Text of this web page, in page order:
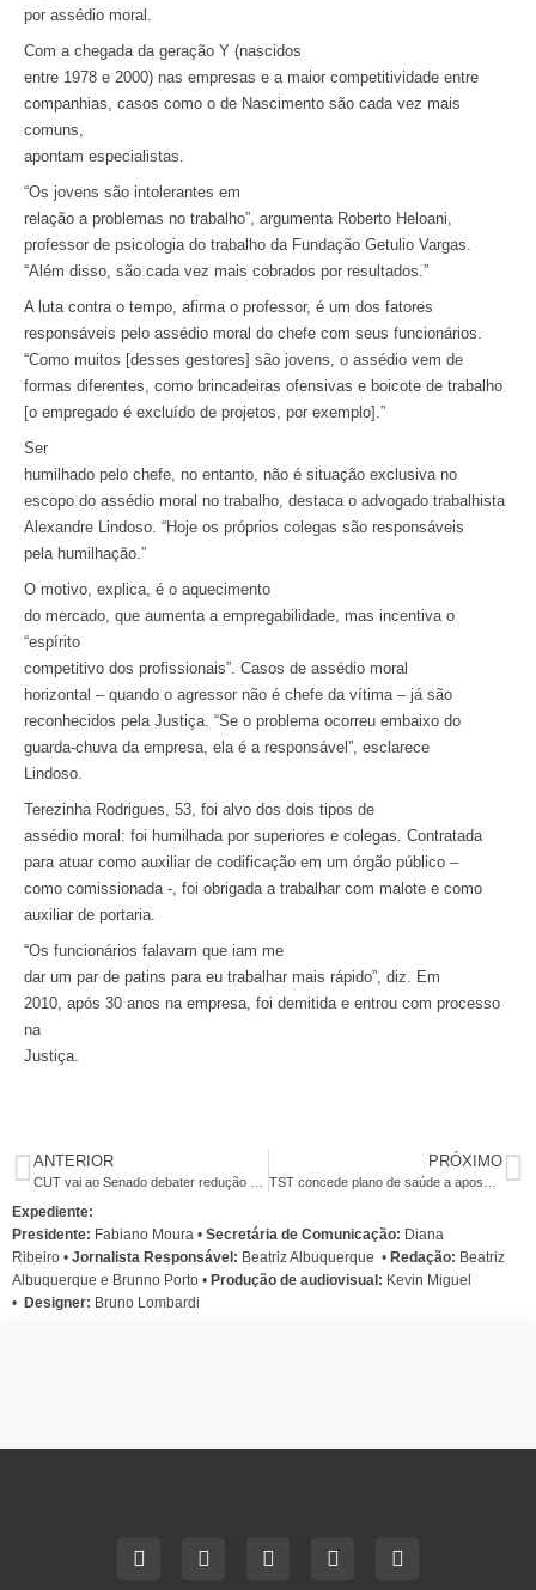
por assédio moral.
Com a chegada da geração Y (nascidos
entre 1978 e 2000) nas empresas e a maior competitividade entre
companhias, casos como o de Nascimento são cada vez mais
comuns,
apontam especialistas.
“Os jovens são intolerantes em
relação a problemas no trabalho”, argumenta Roberto Heloani,
professor de psicologia do trabalho da Fundação Getulio Vargas.
“Além disso, são cada vez mais cobrados por resultados.”
A luta contra o tempo, afirma o professor, é um dos fatores
responsáveis pelo assédio moral do chefe com seus funcionários.
“Como muitos [desses gestores] são jovens, o assédio vem de
formas diferentes, como brincadeiras ofensivas e boicote de trabalho
[o empregado é excluído de projetos, por exemplo].”
Ser
humilhado pelo chefe, no entanto, não é situação exclusiva no
escopo do assédio moral no trabalho, destaca o advogado trabalhista
Alexandre Lindoso. “Hoje os próprios colegas são responsáveis
pela humilhação.”
O motivo, explica, é o aquecimento
do mercado, que aumenta a empregabilidade, mas incentiva o
“espírito
competitivo dos profissionais”. Casos de assédio moral
horizontal – quando o agressor não é chefe da vítima – já são
reconhecidos pela Justiça. “Se o problema ocorreu embaixo do
guarda-chuva da empresa, ela é a responsável”, esclarece
Lindoso.
Terezinha Rodrigues, 53, foi alvo dos dois tipos de
assédio moral: foi humilhada por superiores e colegas. Contratada
para atuar como auxiliar de codificação em um órgão público –
como comissionada -, foi obrigada a trabalhar com malote e como
auxiliar de portaria.
“Os funcionários falavam que iam me
dar um par de patins para eu trabalhar mais rápido”, diz. Em
2010, após 30 anos na empresa, foi demitida e entrou com processo
na
Justiça.
ANTERIOR PRÓXIMO
Expediente:
Presidente: Fabiano Moura • Secretária de Comunicação: Diana
Ribeiro • Jornalista Responsável: Beatriz Albuquerque • Redação: Beatriz
Albuquerque e Brunno Porto • Produção de audiovisual: Kevin Miguel
• Designer: Bruno Lombardi